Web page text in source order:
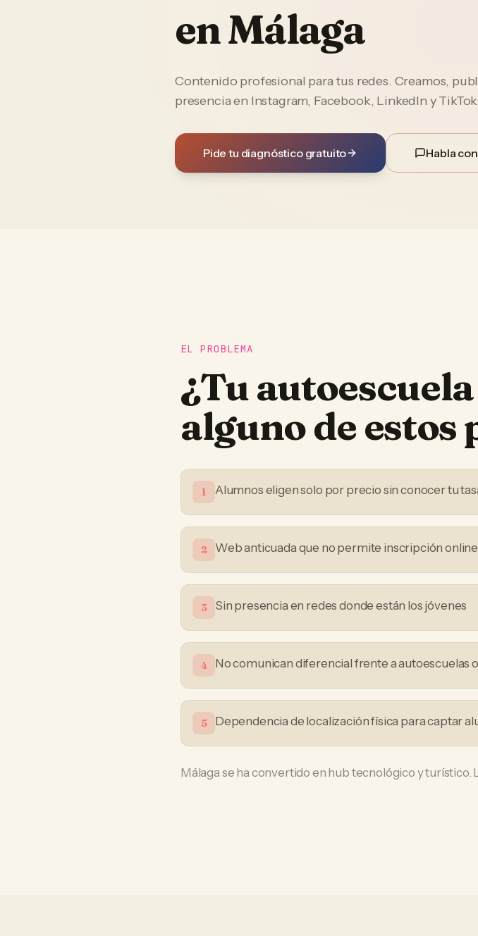
enMálaga
Contenido profesional para tus redes. Creamos,
presencia en Instagram, Facebook, LinkedIn y
Pide tu diagnóstico gratuito Habla
EL PROBLEMA
¿Tuautoescuela
alguno de estos
1 Alumnos eligen solo por precio sin conocer tu
2 Web anticuada que no permite inscripción online
3 Sin presencia en redes donde están los jóvenes
4 No comunican diferencial frente a autoescuelas
5 Dependencia de localización física para captar
Málaga se ha convertido en hub tecnológico y turístico.